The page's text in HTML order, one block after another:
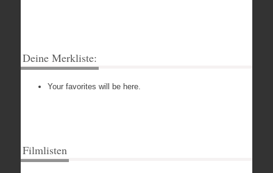
Deine Merkliste:
Your favorites will be here.
Filmlisten